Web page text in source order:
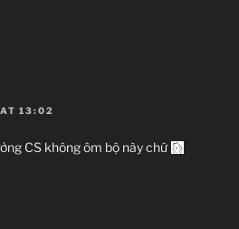
13:02
CS không ôm bộ này chứ